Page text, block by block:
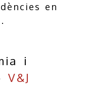
en
i
V&J